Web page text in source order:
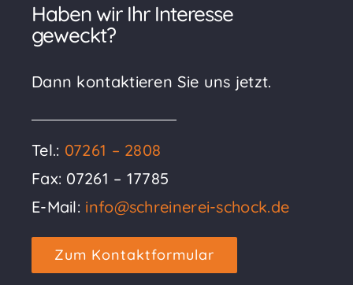
Haben wir Ihr Interesse
geweckt?
Dann kontaktieren Sie uns jetzt.
Tel.: 07261 – 2808
Fax: 07261 – 17785
E-Mail: info@schreinerei-schock.de
Zum Kontaktformular